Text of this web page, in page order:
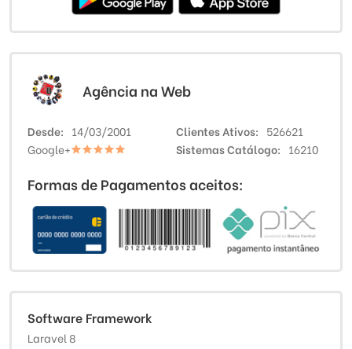
Agência na Web
Desde 14/03/2001 Clientes Ativos
526621
Google+
Sistemas Catálogo 16210
Formas de Pagamentos aceitos:
Software Framework
Laravel 8